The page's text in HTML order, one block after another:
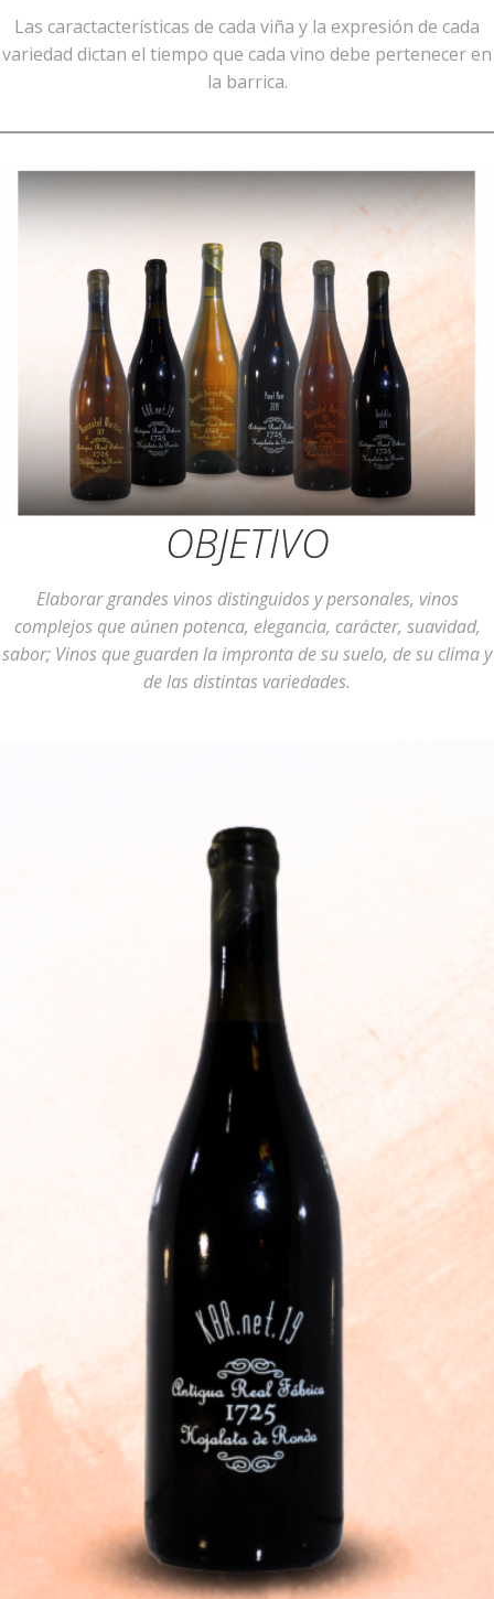
Las caractacterísticas de cada viña y la expresión de cada
variedad dictan el tiempo que cada vino debe pertenecer en
la barrica.
OBJETIVO
Elaborar grandes vinos distinguidos y personales, vinos
complejos que aúnen potenca, elegancia, carácter, suavidad,
sabor; Vinos que guarden la impronta de su suelo, de su clima y
de las distintas variedades.